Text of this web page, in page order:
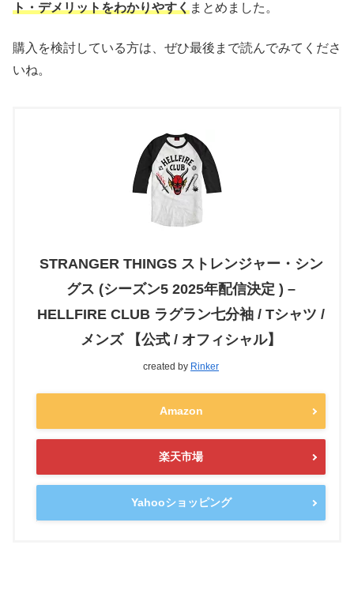
ト・デメリットをわかりやすくまとめました。
購入を検討している方は、ぜひ最後まで読んでみてくださ
いね。
STRANGER THINGS ストレンジャー・シン
グス (シーズン5 2025年配信決定 ) –
HELLFIRE CLUB ラグラン七分袖 / Tシャツ /
メンズ 【公式 / オフィシャル】
created by Rinker
Amazon
楽天市場
Yahooショッピング